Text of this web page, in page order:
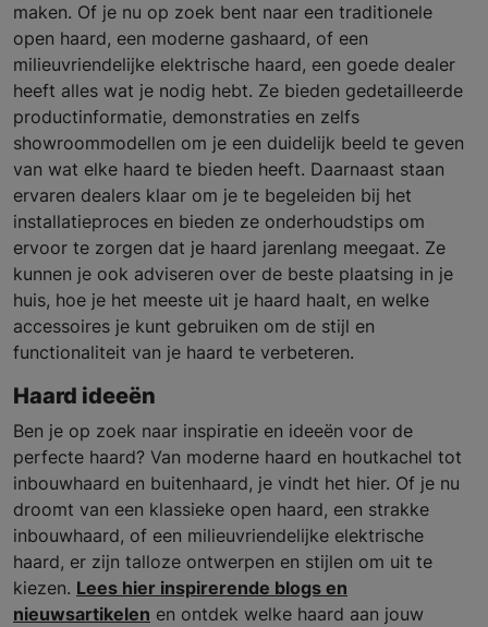
maken. Of je nu op zoek bent naar een traditionele
open haard, een moderne gashaard, of een
milieuvriendelijke elektrische haard, een goede dealer
heeft alles wat je nodig hebt. Ze bieden gedetailleerde
productinformatie, demonstraties en zelfs
showroommodellen om je een duidelijk beeld te geven
van wat elke haard te bieden heeft. Daarnaast staan
ervaren dealers klaar om je te begeleiden bij het
installatieproces en bieden ze onderhoudstips om
ervoor te zorgen dat je haard jarenlang meegaat. Ze
kunnen je ook adviseren over de beste plaatsing in je
huis, hoe je het meeste uit je haard haalt, en welke
accessoires je kunt gebruiken om de stijl en
functionaliteit van je haard te verbeteren.
Haard ideeën
Ben je op zoek naar inspiratie en ideeën voor de
perfecte haard? Van moderne haard en houtkachel tot
inbouwhaard en buitenhaard, je vindt het hier. Of je nu
droomt van een klassieke open haard, een strakke
inbouwhaard, of een milieuvriendelijke elektrische
haard, er zijn talloze ontwerpen en stijlen om uit te
kiezen. Lees hier inspirerende blogs en
nieuwsartikelen en ontdek welke haard aan jouw